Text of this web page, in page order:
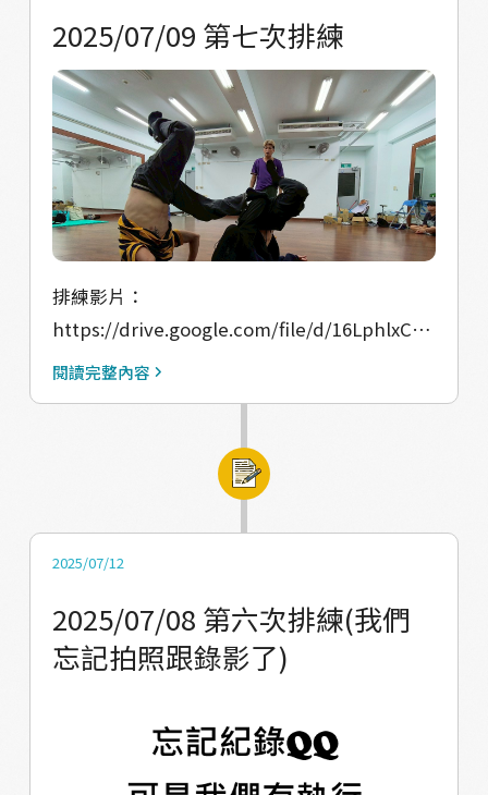
分練習講解，最終成功入選 Changemaker
組。 之後我們開始依照計畫進行，走訪各部落
盤點青年、宣傳舞者徵選活動、舉辦徵選會、
招募舞者、擬定合約、開設文化課程、製作音
樂、尋找資源補足缺口、排練、展演……一路
上困難不斷，但我們始終選擇面對，一項項解
決，最終在 8/30 完成了展演。 這是我們第一次
從零開始策劃並完成一場展演，當站上舞台分
享時，團隊與舞者都深受感動，捨不得這段旅
程結束。過程中有歡笑、有辛苦，但我們一起
走過了。 接下來，就是成果報告的挑戰。我們
會全力以赴，堅持到最後一刻，讓這段努力不
https://drive.google.com/file/d/15VUFgF5L
ZCeM1kO6k-E36iFLhUItrjUp/view?
usp=sharing 當天活動成果影片：
2taUfiN07Wo7qwfR_7xtoldk/view?
usp=sharing 更多活動照片/宣傳影片請洽帆家
https://www.instagram.com/reaction_2021/
<!--EndFragment -->
2025/07/09 第七次排練
排練影片：
https://drive.google.com/file/d/16LphlxCHt
uBL1t-1VDduGBadNZhtayAT/view?
PQDngYqH-xPm48oOnPqy5i-nM/view?
閱讀完整內容
2025/07/12
2025/07/08 第六次排練(我們
忘記拍照跟錄影了)